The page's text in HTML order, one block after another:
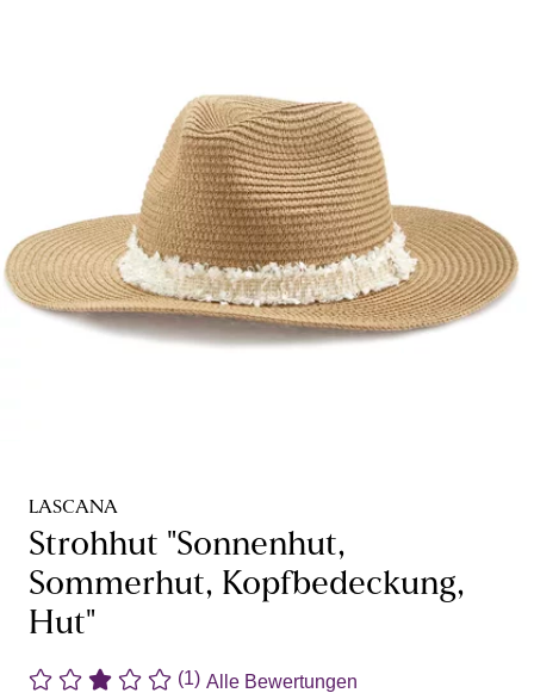
LASCANA
Strohhut "Sonnenhut,
Sommerhut, Kopfbedeckung,
Hut"
(1) Alle Bewertungen